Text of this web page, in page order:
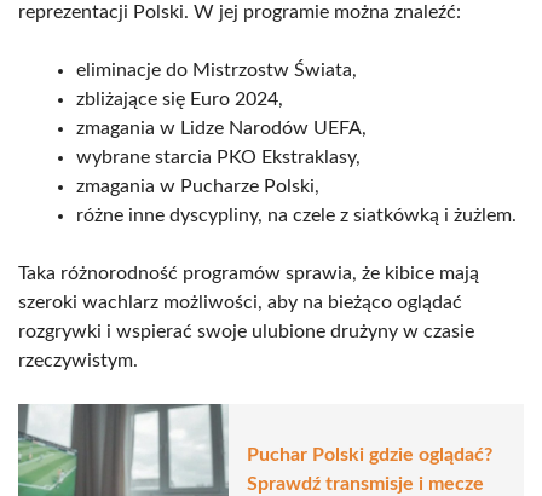
reprezentacji Polski. W jej programie można znaleźć:
eliminacje do Mistrzostw Świata,
zbliżające się Euro 2024,
zmagania w Lidze Narodów UEFA,
wybrane starcia PKO Ekstraklasy,
zmagania w Pucharze Polski,
różne inne dyscypliny, na czele z siatkówką i żużlem.
Taka różnorodność programów sprawia, że kibice mają
szeroki wachlarz możliwości, aby na bieżąco oglądać
rozgrywki i wspierać swoje ulubione drużyny w czasie
rzeczywistym.
Puchar Polski gdzie oglądać?
Sprawdź transmisje i mecze